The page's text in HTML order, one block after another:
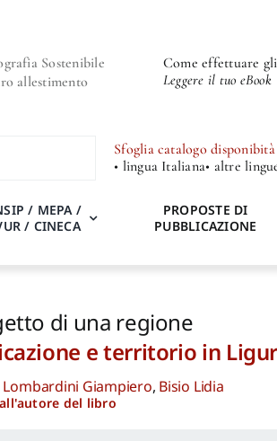
Sostenibile
allestimento
Come effettuare
Leggere il tuo eBook
Sfoglia catalogo disponibità
• lingua Italiana• altre
/ MEPA /
/ CINECA
PROPOSTE DI
PUBBLICAZIONE
di una regione
e territorio in
Lombardini Giampiero, Bisio Lidia
del libro